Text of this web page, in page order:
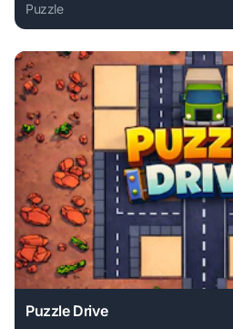
Puzzle
Play Robot Band - Find the
Puzzle Drive